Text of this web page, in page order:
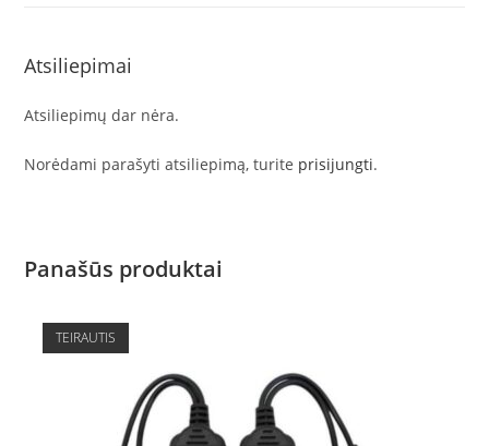
Atsiliepimai
Atsiliepimų dar nėra.
Norėdami parašyti atsiliepimą, turite prisijungti.
Panašūs produktai
TEIRAUTIS